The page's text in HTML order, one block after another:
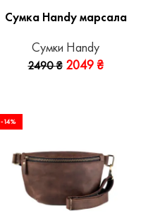
Сумка Handy марсала
Сумки Handy
2490₴ 2049 ₴
-14%